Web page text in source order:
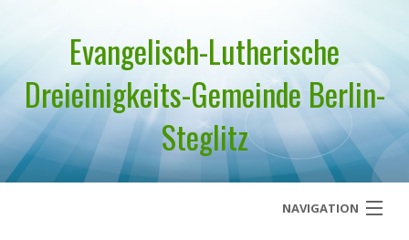
Evangelisch-Lutherische
Dreieinigkeits-Gemeinde Berlin-
Steglitz
NAVIGATION